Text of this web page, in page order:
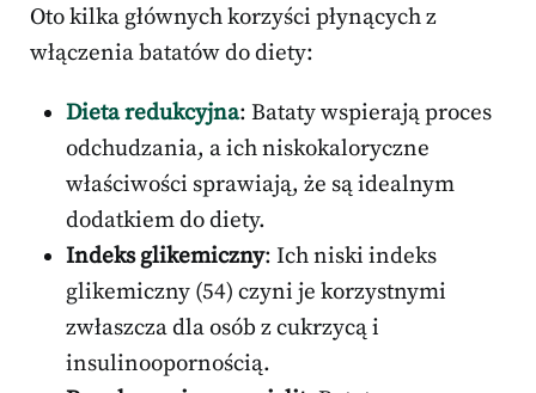
Oto kilka głównych korzyści płynących z
włączenia batatów do diety:
Dieta redukcyjna: Bataty wspierają proces
odchudzania, a ich niskokaloryczne
właściwości sprawiają, że są idealnym
dodatkiem do diety.
Indeks glikemiczny: Ich niski indeks
glikemiczny (54) czyni je korzystnymi
zwłaszcza dla osób z cukrzycą i
insulinoopornością.